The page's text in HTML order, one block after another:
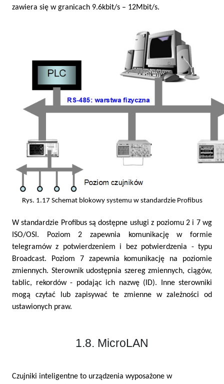
zawiera się w granicach 9.6kbit/s – 12Mbit/s.
Rys. 1.17 Schemat blokowy systemu w standardzie Profibus
W standardzie Profibus są dostępne usługi z poziomu 2 i 7 wg
ISO/OSI. Poziom 2 zapewnia komunikację w formie
telegramów z potwierdzeniem i bez potwierdzenia - typu
Broadcast. Poziom 7 zapewnia komunikację na poziomie
zmiennych. Sterownik udostępnia szereg zmiennych, ciągów,
tablic, rekordów - podając ich nazwę (ID). Inne sterowniki
mogą czytać lub zapisywać te zmienne w zależności od
ustawionych praw.
1.8. MicroLAN
Czujniki inteligentne to urządzenia wyposażone w